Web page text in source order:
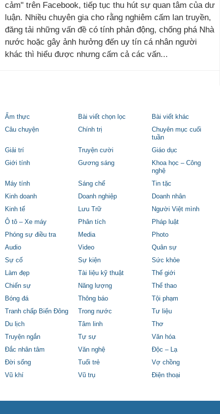
cảm" trên Facebook, tiếp tục thu hút sự quan tâm của dư
luận. Nhiều chuyên gia cho rằng nghiêm cấm lan truyền,
đăng tải những vấn đề có tính phản động, chống phá Nhà
nước hoặc gây ảnh hưởng đến uy tín cá nhân người
khác thì hiểu được nhưng cấm cả các vấn...
Ẩm thực Bài viết chọn lọc
Bài viết khác
Câu chuyện
Chính trị
Chuyên mục cuối
tuần
Giải trí
Truyện cười
Giáo dục
Giới tính
Gương sáng
Khoa học – Công
nghệ
Máy tính
Sáng chế
Tin tặc
Kinh doanh
Doanh nghiệp
Doanh nhân
Kinh tế
Lưu Trữ
Người Việt mình
Ô tô – Xe máy
Phân tích
Pháp luật
Phóng sự điều tra
Media
Photo
Audio
Video
Quân sự
Sự cố
Sự kiện
Sức khỏe
Làm đẹp
Tài liệu kỹ thuật
Thế giới
Chiến sự
Năng lượng
Thể thao
Bóng đá
Thông báo
Tội phạm
Tranh chấp Biển Đông
Trong nước
Tư liệu
Du lịch
Tâm linh
Thơ
Truyện ngắn
Tự sự
Văn hóa
Đắc nhân tâm
Văn nghệ
Độc – Lạ
Đời sống
Tuổi trẻ
Vợ chồng
Vũ khí
Vũ trụ Điện thoại